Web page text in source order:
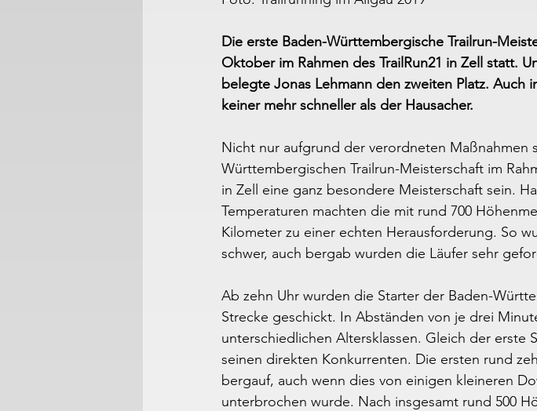
Die erste Baden-Württembergische Trailrun-
Oktober im Rahmen des TrailRun21 in Zell statt.
belegte Jonas Lehmann den zweiten Platz. Auch
keiner mehr schneller als der Hausacher.
Nicht nur aufgrund der verordneten Maßnahmen
Württembergischen Trailrun-Meisterschaft im
in Zell eine ganz besondere Meisterschaft sein.
Temperaturen machten die mit rund 700
Kilometer zu einer echten Herausforderung. So
schwer, auch bergab wurden die Läufer sehr
Ab zehn Uhr wurden die Starter der Baden-
Strecke geschickt. In Abständen von je drei
unterschiedlichen Altersklassen. Gleich der erste
seinen direkten Konkurrenten. Die ersten rund
bergauf, auch wenn dies von einigen kleineren
unterbrochen wurde. Nach insgesamt rund 500